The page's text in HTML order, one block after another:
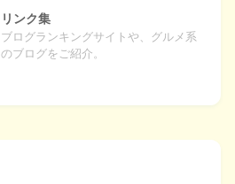
リンク集
ブログランキングサイトや、グルメ系
のブログをご紹介。